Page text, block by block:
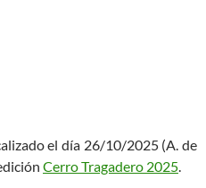
el día 26/10/2025 (A. de
Cerro Tragadero 2025.